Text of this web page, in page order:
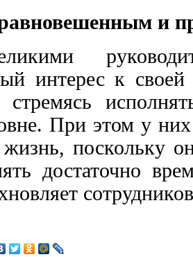
и
интерес к
При этом у них
поскольку
достаточно
сотрудников